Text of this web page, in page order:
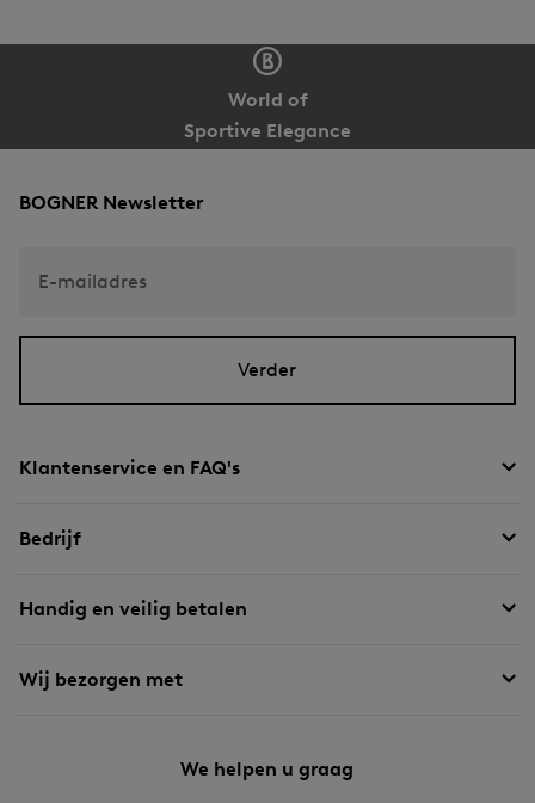
World of
Sportive Elegance
Klantenservice en FAQ's
Bedrijf
Handig en veilig betalen
Wij bezorgen met
We helpen u graag
BOGNER Newsletter
E-mailadres
Verder